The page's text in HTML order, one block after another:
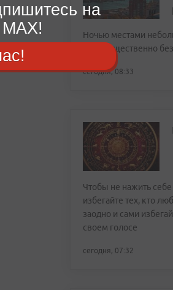
Ночью местами
преимущественно
сегодня, 08:33
Чтобы не нажить
избегайте тех, кто
заодно и сами
своем голосе
сегодня, 07:32
на